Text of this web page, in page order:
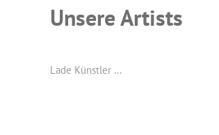
Unsere Artists
Lade Künstler …